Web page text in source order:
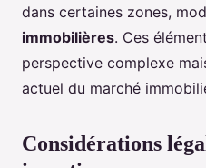
dans certaines zones,
immobilières. Ces
perspective complexe
actuel du marché
Considérations